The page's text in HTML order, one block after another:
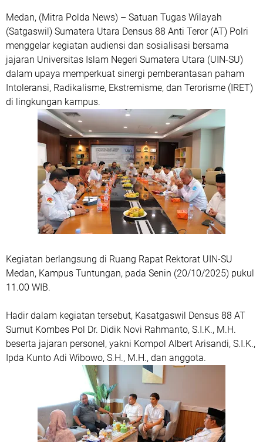
Medan, (Mitra Polda News) – Satuan Tugas Wilayah
(Satgaswil) Sumatera Utara Densus 88 Anti Teror (AT) Polri
menggelar kegiatan audiensi dan sosialisasi bersama
jajaran Universitas Islam Negeri Sumatera Utara (UIN-SU)
dalam upaya memperkuat sinergi pemberantasan paham
Intoleransi, Radikalisme, Ekstremisme, dan Terorisme (IRET)
di lingkungan kampus.
Kegiatan berlangsung di Ruang Rapat Rektorat UIN-SU
Medan, Kampus Tuntungan, pada Senin (20/10/2025) pukul
11.00 WIB.
Hadir dalam kegiatan tersebut, Kasatgaswil Densus 88 AT
Sumut Kombes Pol Dr. Didik Novi Rahmanto, S.I.K., M.H.
beserta jajaran personel, yakni Kompol Albert Arisandi, S.I.K.,
Ipda Kunto Adi Wibowo, S.H., M.H., dan anggota.